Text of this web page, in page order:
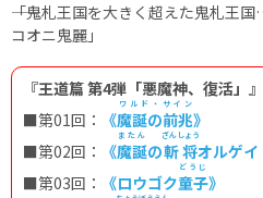
――「鬼札王国を大きく超えた鬼札
コオニ鬼麗」
『王道篇 第4弾「悪魔神、復活」』
■第01回：
《魔誕の前兆
ワルド・サイン
》
■第02回： 《魔誕
またん
の斬将
ざんしょう
オルゲイ
■第03回： 《ロウゴク童子
どうじ
》